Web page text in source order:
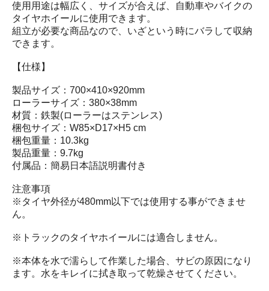
使用用途は幅広く、サイズが合えば、自動車やバイクの
タイヤホイールに使用できます。
組立が必要な商品なので、いざという時にバラして収納
できます。
【仕様】
製品サイズ：700×410×920mm
ローラーサイズ：380×38mm
材質：鉄製(ローラーはステンレス)
梱包サイズ：W85×D17×H5 cm
梱包重量：10.3kg
製品重量：9.7kg
付属品：簡易日本語説明書付き
注意事項
※タイヤ外径が480mm以下では使用する事ができませ
ん。
※トラックのタイヤホイールには適合しません。
※本体を水で濡らして作業した場合、サビの原因になり
ます。水をキレイに拭き取って乾燥させてください。